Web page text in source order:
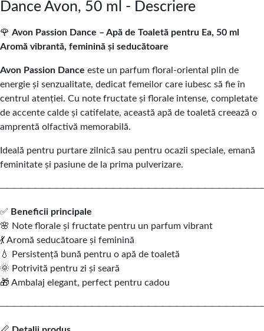
Dance Avon, 50 ml - Descriere
🌹 Avon Passion Dance – Apă de Toaletă pentru Ea, 50 ml
Aromă vibrantă, feminină și seducătoare
Avon Passion Dance este un parfum floral-oriental plin de
energie și senzualitate, dedicat femeilor care iubesc să fie în
centrul atenției. Cu note fructate și florale intense, completate
de accente calde și catifelate, această apă de toaletă creează o
amprentă olfactivă memorabilă.
Ideală pentru purtare zilnică sau pentru ocazii speciale, emană
feminitate și pasiune de la prima pulverizare.
✅ Beneficii principale
🌸 Note florale și fructate pentru un parfum vibrant
💃 Aromă seducătoare și feminină
💧 Persistență bună pentru o apă de toaletă
🌞 Potrivită pentru zi și seară
🎁 Ambalaj elegant, perfect pentru cadou